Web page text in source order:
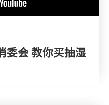
委会 教你买抽湿